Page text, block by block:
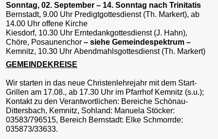
Sonntag, 02. September – 14. Sonntag nach Trinitatis
Bernstadt, 9.00 Uhr Predigtgottesdienst (Th. Markert), ab
14.00 Uhr offene Kirche
Kiesdorf, 10.30 Uhr Erntedankgottesdienst (J. Hahn),
Chöre, Posaunenchor – siehe Gemeindespektrum –
Kemnitz, 10.30 Uhr Abendmahlsgottesdienst (Th. Markert)
GEMEINDEKREISE
Wir starten in das neue Christenlehrejahr mit dem Start-
Grillen am 17.08., ab 17.30 Uhr im Pfarrhof Kemnitz (s.u.);
Kontakt zu den Verantwortlichen: Bereiche Schönau-
Dittersbach, Kemnitz, Sohland: Manuela Stöcker:
03583/796515, Bereich Bernstadt: Elke Schmorrde:
035873/33633.